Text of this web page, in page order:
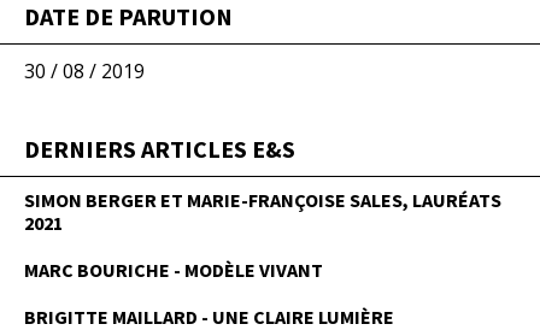
DATE DE PARUTION
30 / 08 / 2019
DERNIERS ARTICLES E&S
SIMON BERGER ET MARIE-FRANÇOISE SALES, LAURÉATS
2021
MARC BOURICHE - MODÈLE VIVANT
BRIGITTE MAILLARD - UNE CLAIRE LUMIÈRE